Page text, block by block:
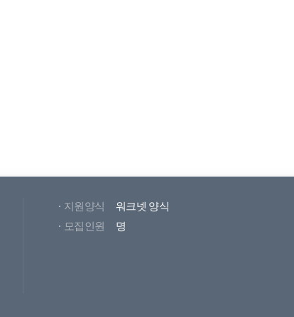
지원양식
워크넷 양식
모집인원
명